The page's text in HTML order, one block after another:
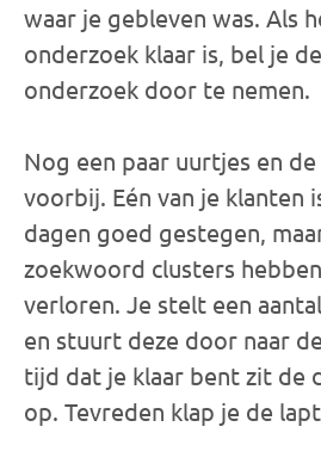
waar je gebleven was. Als
onderzoek klaar is, bel je
onderzoek door te nemen.
Nog een paar uurtjes en
voorbij. Eén van je klanten
dagen goed gestegen,
zoekwoord clusters
verloren. Je stelt een
en stuurt deze door naar
tijd dat je klaar bent zit de
op. Tevreden klap je de